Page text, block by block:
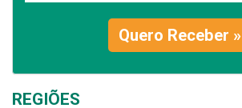
Quero Receber »
REGIÕES